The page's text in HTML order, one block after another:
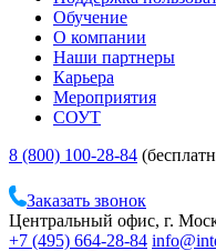
Обучение
О компании
Наши партнеры
Карьера
Мероприятия
СОУТ
8 (800) 100-28-84
Заказать звонок
Центральный офис, г.
+7 (495) 664-28-84